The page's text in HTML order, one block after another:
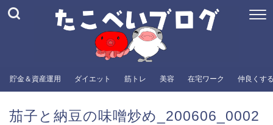
貯金＆資産運用 ダイエット 筋トレ 美容 在宅ワーク 仲良くす
茄子と納豆の味噌炒め_200606_0002